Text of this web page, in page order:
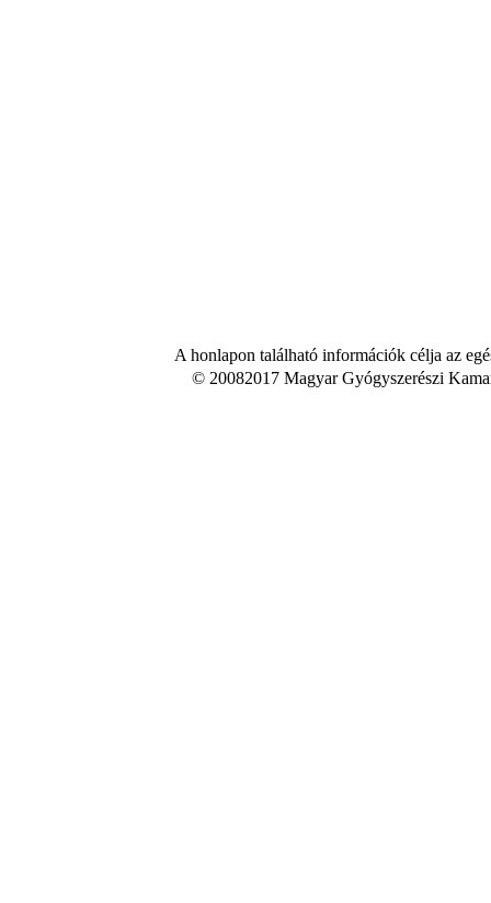
A honlapon található információk célja az
© 20082017 Magyar Gyógyszerészi